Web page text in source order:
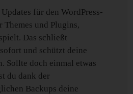
für den WordPress-
Themes und Plugins,
Das schließt
und schützt deine
Sollte doch einmal etwas
du dank der
Backups deine